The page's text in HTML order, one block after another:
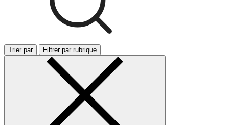
Trier par Filtrer par rubrique